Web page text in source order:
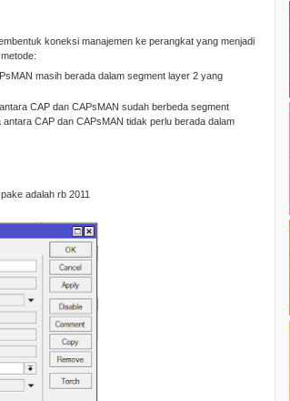
koneksi manajemen ke perangkat yang menjadi
masih berada dalam segment layer 2 yang
CAP dan CAPsMAN sudah berbeda segment
CAP dan CAPsMAN tidak perlu berada dalam
adalah rb 2011